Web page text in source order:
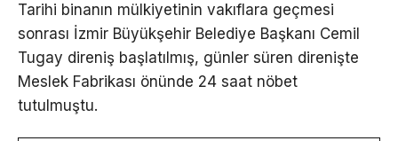
Tarihi binanın mülkiyetinin vakıflara geçmesi
sonrası İzmir Büyükşehir Belediye Başkanı Cemil
Tugay direniş başlatılmış, günler süren direnişte
Meslek Fabrikası önünde 24 saat nöbet
tutulmuştu.